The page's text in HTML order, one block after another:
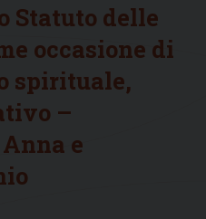
Statuto delle
occasione di
spirituale,
–
e